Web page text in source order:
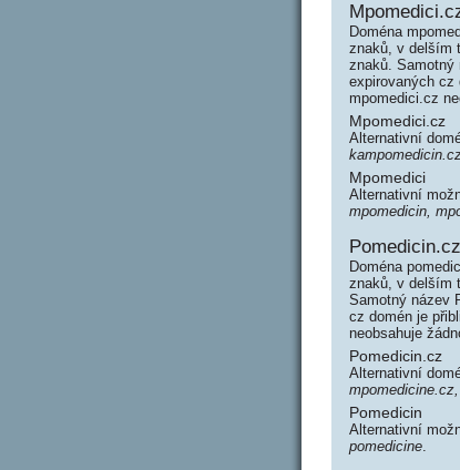
Doména
znaků, v delším
znaků. Samotný
expirovaných cz
mpomedici.cz
Mpomedici.cz
Alternativní
Mpomedici
Alternativní
mpomedicin,
Pomedicin.cz
Doména
znaků, v delším
Samotný název
cz domén je
neobsahuje
Pomedicin.cz
Alternativní
Pomedicin
Alternativní
pomedicine.